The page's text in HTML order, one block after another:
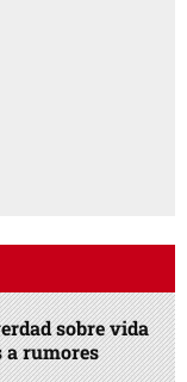
sobre vida
a rumores